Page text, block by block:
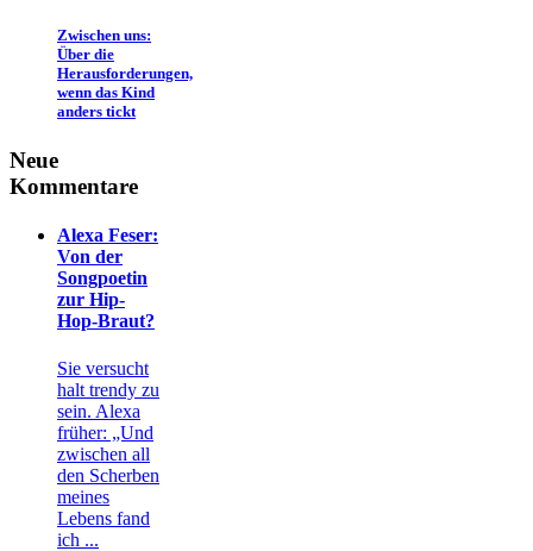
Zwischen uns:
Über die
Herausforderungen,
wenn das Kind
anders tickt
Neue
Kommentare
Alexa Feser:
Von der
Songpoetin
zur Hip-
Hop-Braut?
Sie versucht
halt trendy zu
sein. Alexa
früher: „Und
zwischen all
den Scherben
meines
Lebens fand
ich ...